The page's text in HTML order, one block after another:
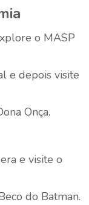
o MASP
e depois visite
Onça.
e visite o
do Batman.